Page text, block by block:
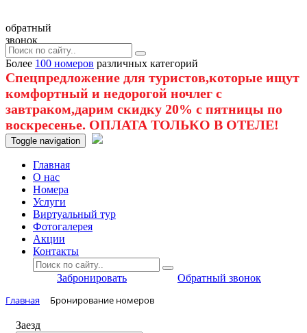
обратный
звонок
Более 100 номеров различных категорий
Спецпредложение для туристов,которые ищут
комфортный и недорогой ночлег с
завтраком,дарим скидку 20% с пятницы по
воскресенье. ОПЛАТА ТОЛЬКО В ОТЕЛЕ!
Toggle navigation
Главная
O нас
Номера
Услуги
Виртуальный тур
Фотогалерея
Акции
Контакты
Забронировать Обратный звонок
Главная Бронирование номеров
Заезд